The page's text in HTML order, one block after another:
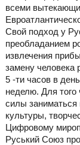
всеми
Свой подход у
преобладанием
извлечения
замену человека
5 -ти часов в
неделю. Для того
силы заниматься
культуры,
Цифровому
Руський Союз